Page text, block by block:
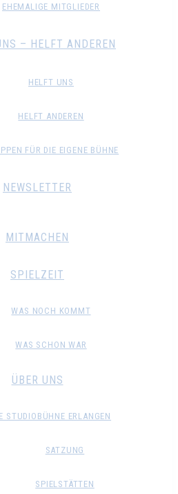
EHEMALIGE MITGLIEDER
– HELFT ANDEREN
HELFT UNS
HELFT ANDEREN
FÜR DIE EIGENE BÜHNE
NEWSLETTER
MITMACHEN
SPIELZEIT
WAS NOCH KOMMT
WAS SCHON WAR
ÜBER UNS
STUDIOBÜHNE ERLANGEN
SATZUNG
SPIELSTÄTTEN